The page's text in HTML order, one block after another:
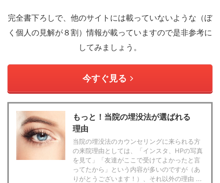
完全書下ろしで、他のサイトには載っていないような（ぼ
く個人の見解が８割）情報が載っていますので是非参考に
してみましょう。
今すぐ見る
もっと！当院の埋没法が選ばれる
理由
当院の埋没法のカウンセリングに来られる方
の来院理由としては、「インスタ、HPの写真
を見て」「友達がここで受けてよかったと言
ってたから」という内容が多いのですが（あ
りがとうございます！）、それ以外の理由 ...